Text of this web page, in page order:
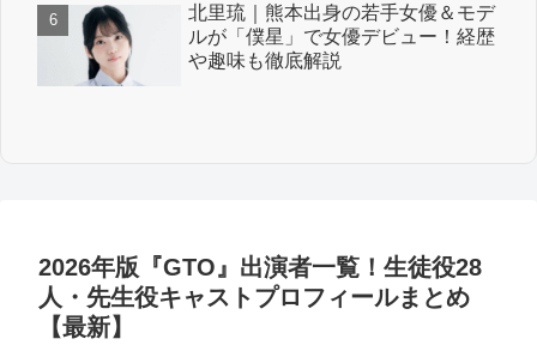
北里琉｜熊本出身の若手女優＆モデ
ルが「僕星」で女優デビュー！経歴
や趣味も徹底解説
2026年版『GTO』出演者一覧！生徒役28
人・先生役キャストプロフィールまとめ
【最新】